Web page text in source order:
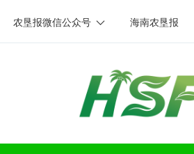
农垦报微信公众号 海南农垦报